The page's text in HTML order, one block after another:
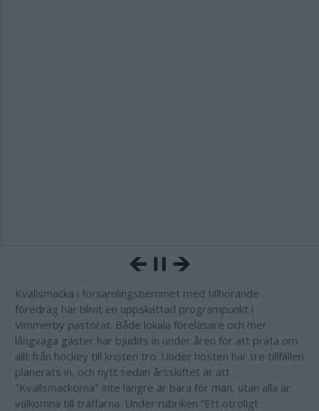
Kvällsmacka i församlingshemmet med tillhörande
föredrag har blivit en uppskattad programpunkt i
Vimmerby pastorat. Både lokala föreläsare och mer
långväga gäster har bjudits in under åren för att prata om
allt från hockey till kristen tro. Under hösten har tre tillfällen
planerats in, och nytt sedan årsskiftet är att
"Kvällsmackorna" inte längre är bara för män, utan alla är
välkomna till träffarna. Under rubriken ”Ett otroligt